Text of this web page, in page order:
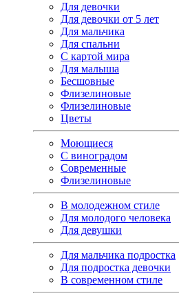
Для девочки
Для девочки от 5 лет
Для мальчика
Для спальни
С картой мира
Для малыша
Бесшовные
Флизелиновые
Флизелиновые
Цветы
Моющиеся
С виноградом
Современные
Флизелиновые
В молодежном стиле
Для молодого человека
Для девушки
Для мальчика подростка
Для подростка девочки
В современном стиле